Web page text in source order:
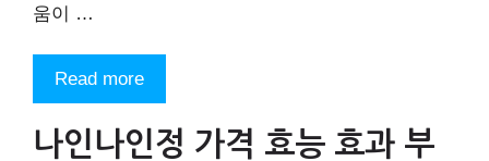
움이 …
Read more
나인나인정 가격 효능 효과 부